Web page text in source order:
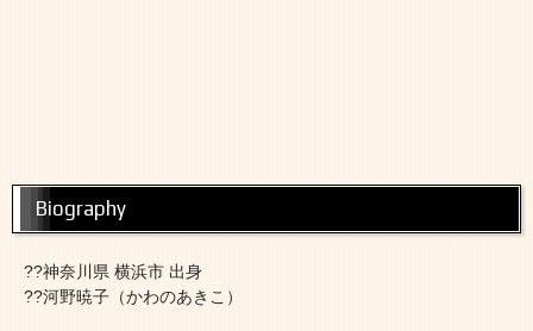
Biography
??神奈川県 横浜市 出身
??河野暁子（かわのあきこ）